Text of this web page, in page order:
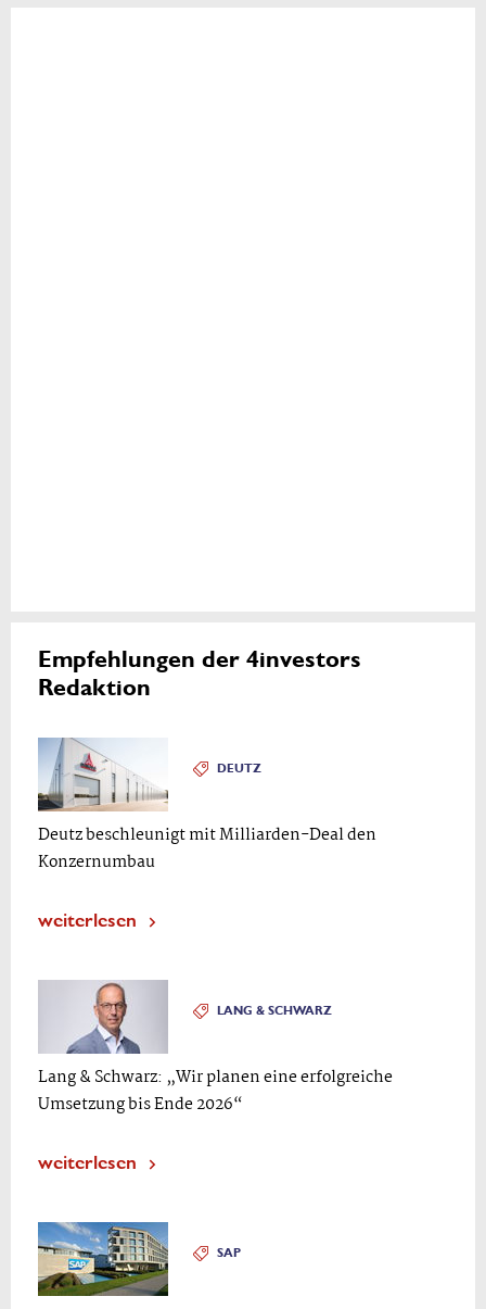
Empfehlungen der 4investors
Redaktion
DEUTZ
Deutz beschleunigt mit Milliarden-Deal den
Konzernumbau
weiterlesen
LANG & SCHWARZ
Lang & Schwarz: „Wir planen eine erfolgreiche
Umsetzung bis Ende 2026“
weiterlesen
SAP